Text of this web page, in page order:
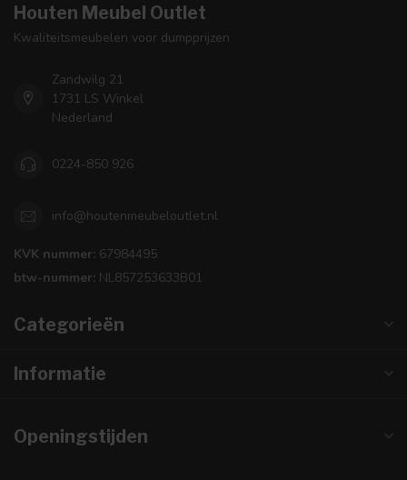
Houten Meubel Outlet
Kwaliteitsmeubelen voor dumpprijzen
Zandwilg 21
1731 LS Winkel
Nederland
0224-850 926
info@houtenmeubeloutlet.nl
KVK nummer: 67984495
btw-nummer: NL857253633B01
Categorieën
Informatie
Openingstijden